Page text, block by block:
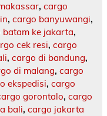
, cargo
, cargo banyuwangi,
batam ke jakarta,
cek resi, cargo
, cargo di bandung,
di malang, cargo
ekspedisi, cargo
gorontalo, cargo
bali, cargo jakarta